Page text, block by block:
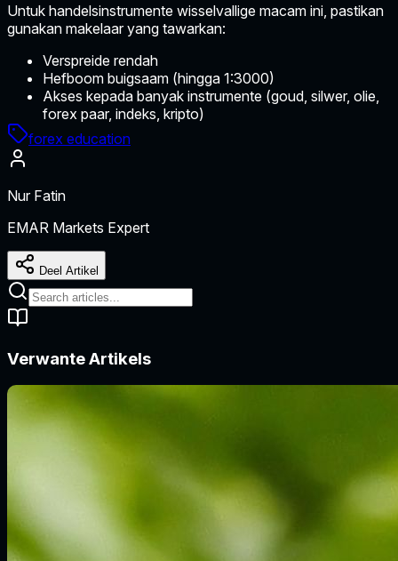
Untuk handelsinstrumente wisselvallige macam ini, pastikan
gunakan makelaar yang tawarkan:
Verspreide rendah
Hefboom buigsaam (hingga 1:3000)
Akses kepada banyak instrumente (goud, silwer, olie,
forex paar, indeks, kripto)
forex education
Nur Fatin
EMAR Markets Expert
Deel Artikel
Verwante Artikels